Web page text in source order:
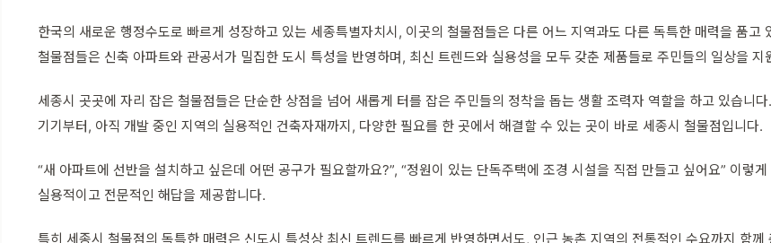
한국의 새로운 행정수도로 빠르게 성장하고 있는 세종특별자치시, 이곳의 철물점들은 다른 어느 지역과도 다른 독특한 매력을 품고
철물점들은 신축 아파트와 관공서가 밀집한 도시 특성을 반영하며, 최신 트렌드와 실용성을 모두 갖춘 제품들로 주민들의 일상을 지
세종시 곳곳에 자리 잡은 철물점들은 단순한 상점을 넘어 새롭게 터를 잡은 주민들의 정착을 돕는 생활 조력자 역할을 하고 있습니
기기부터, 아직 개발 중인 지역의 실용적인 건축자재까지, 다양한 필요를 한 곳에서 해결할 수 있는 곳이 바로 세종시 철물점입니다.
“새 아파트에 선반을 설치하고 싶은데 어떤 공구가 필요할까요?”, “정원이 있는 단독주택에 조경 시설을 직접 만들고 싶어요” 이렇
실용적이고 전문적인 해답을 제공합니다.
특히 세종시 철물점의 독특한 매력은 신도시 특성상 최신 트렌드를 빠르게 반영하면서도, 인근 농촌 지역의 전통적인 수요까지 함